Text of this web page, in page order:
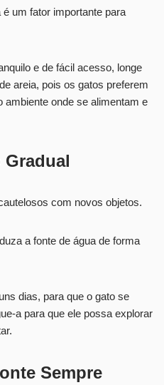
é um fator importante para
e de fácil acesso, longe
areia, pois os gatos preferem
ambiente onde se alimentam e
Gradual
com novos objetos.
a fonte de água de forma
dias, para que o gato se
a para que ele possa explorar
Sempre